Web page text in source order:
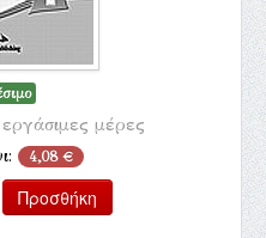
μέρες
4,08 €